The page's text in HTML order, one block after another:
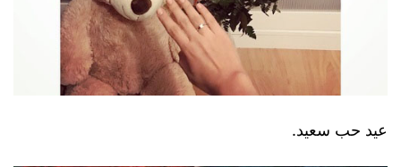
عيد حب سعيد.